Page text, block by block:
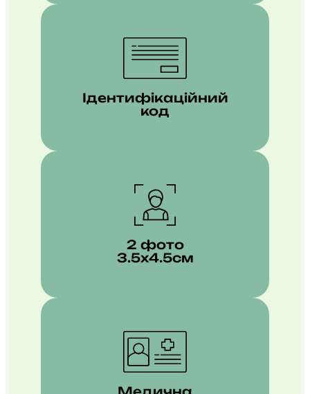
Ідентифікаційний
код
2 фото
3.5х4.5см
Медична